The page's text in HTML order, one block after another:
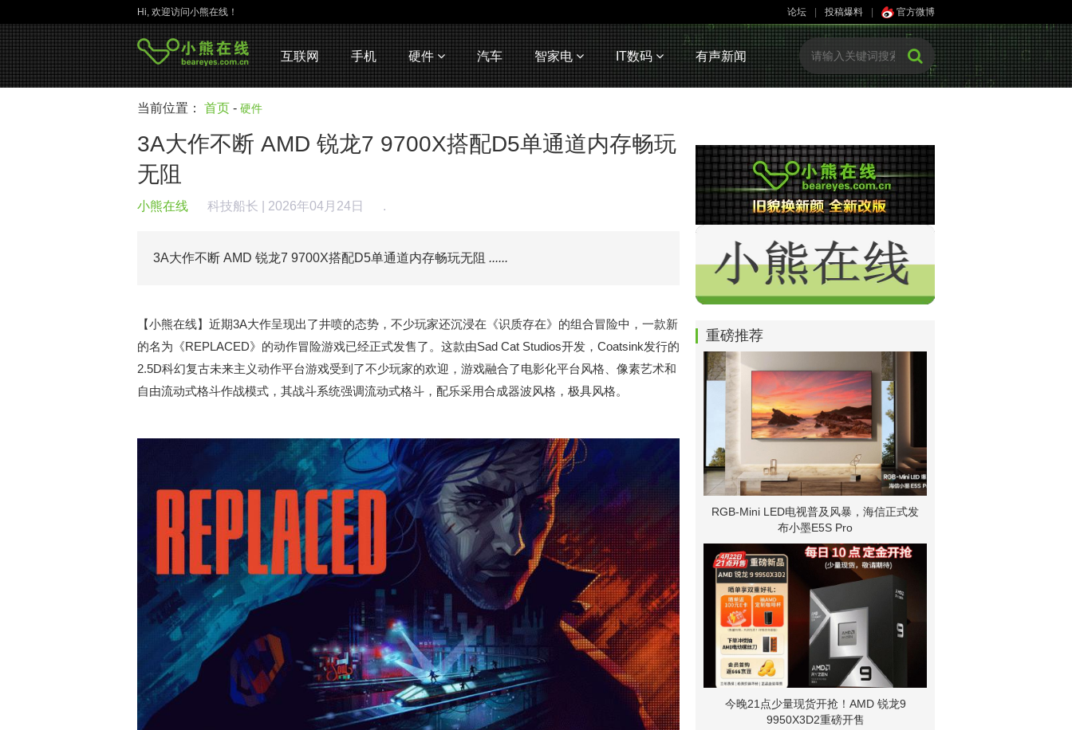
Hi, 欢迎访问小熊在线！ 论坛 投稿爆料 官方微博
互联网 手机 硬件 汽车 智家电 IT数码 有声新闻
当前位置： 首页 - 硬件
3A大作不断 AMD 锐龙7 9700X搭配D5单通道内存畅玩
无阻
小熊在线 科技船长 | 2026年04月24日 .
3A大作不断 AMD 锐龙7 9700X搭配D5单通道内存畅玩无阻 ......
【小熊在线】近期3A大作呈现出了井喷的态势，不少玩家还沉浸在《识质存在》的组合冒险中，一款新
的名为《REPLACED》的动作冒险游戏已经正式发售了。这款由Sad Cat Studios开发，Coatsink发行的
2.5D科幻复古未来主义动作平台游戏受到了不少玩家的欢迎，游戏融合了电影化平台风格、像素艺术和
自由流动式格斗作战模式，其战斗系统强调流动式格斗，配乐采用合成器波风格，极具风格。
重磅推荐
RGB-Mini LED电视普及风暴，海信正式发
布小墨E5S Pro
今晚21点少量现货开抢！AMD 锐龙9
9950X3D2重磅开售